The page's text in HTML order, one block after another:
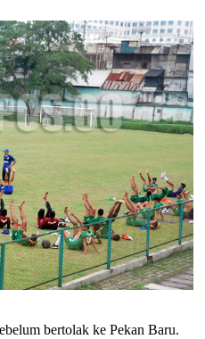
bertolak ke Pekan Baru.